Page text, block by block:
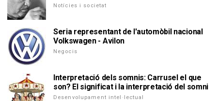
Notícies i societat
Seria representant de l'automòbil nacional
Volkswagen - Avilon
Negocis
Interpretació dels somnis: Carrusel el que
son? El significat i la interpretació del somni
Desenvolupament intel·lectual